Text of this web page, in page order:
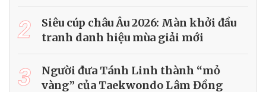
2
Siêu cúp châu Âu 2026: Màn khởi đầu
tranh danh hiệu mùa giải mới
3
Người đưa Tánh Linh thành “mỏ
vàng” của Taekwondo Lâm Đồng